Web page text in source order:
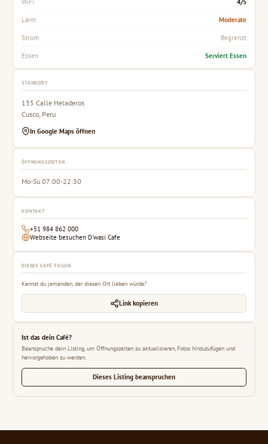
WiFi
Lärm Moderate
Strom Begrenzt
Essen Serviert Essen
STANDORT
135 Calle Heladeros
Cusco, Peru
In Google Maps öffnen
ÖFFNUNGSZEITEN
Mo-Su 07:00-22:30
KONTAKT
+51 984 862 000
Webseite besuchen D'wasi Cafe
DIESES CAFÉ TEILEN
Kennst du jemanden, der diesen Ort lieben würde?
Link kopieren
Ist das dein Café?
Beanspruche dein Listing, um Öffnungszeiten zu aktualisieren, Fotos hinzuzufügen und
hervorgehoben zu werden.
Dieses Listing beanspruchen